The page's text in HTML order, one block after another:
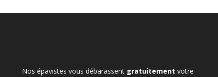
Nos épavistes vous débarassent gratuitement votre